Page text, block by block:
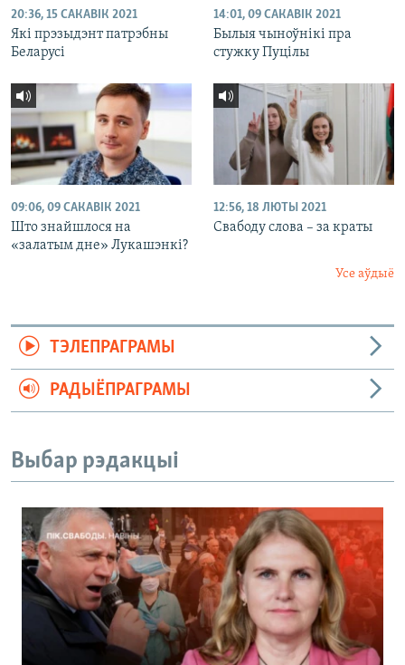
20:36, 15 САКАВІК 2021
Які прэзыдэнт патрэбны
Беларусі
14:01, 09 САКАВІК 2021
Былыя чыноўнікі пра
стужку Пуцілы
09:06, 09 САКАВІК 2021
Што знайшлося на
«залатым дне» Лукашэнкі?
12:56, 18 ЛЮТЫ 2021
Свабоду слова – за краты
Усе аўдыё
ТЭЛЕПРАГРАМЫ
РАДЫЁПРАГРАМЫ
Выбар рэдакцыі